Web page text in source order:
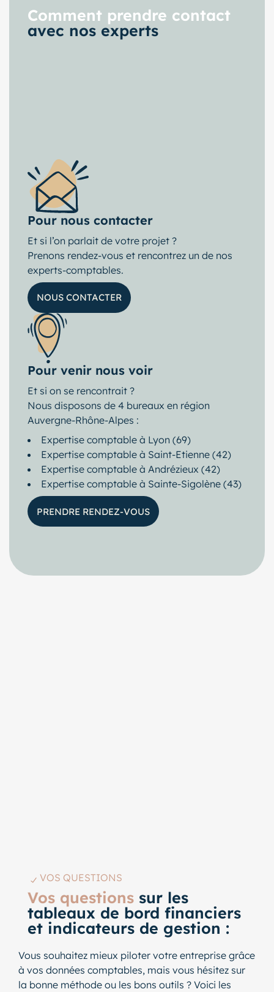
Comment prendre contact
avec nos experts
Pour nous contacter
Et si l’on parlait de votre projet ?
Prenons rendez-vous et rencontrez un de nos
experts-comptables.
NOUS CONTACTER
Pour venir nous voir
Et si on se rencontrait ?
Nous disposons de 4 bureaux en région
Auvergne-Rhône-Alpes :
Expertise comptable à Lyon (69)
Expertise comptable à Saint-Etienne (42)
Expertise comptable à Andrézieux (42)
Expertise comptable à Sainte-Sigolène (43)
PRENDRE RENDEZ-VOUS
VOS QUESTIONS
Vos questions sur les
tableaux de bord financiers
et indicateurs de gestion :
Vous souhaitez mieux piloter votre entreprise grâce
à vos données comptables, mais vous hésitez sur
la bonne méthode ou les bons outils ? Voici les